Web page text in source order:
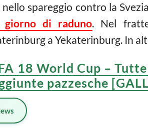
spareggio contro la
giorno di raduno. Nel
a Yekaterinburg. In
18 World Cup –
pazzesche